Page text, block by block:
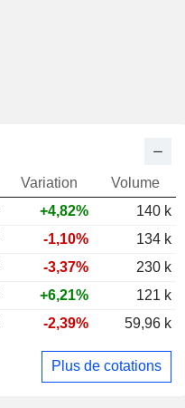
Variation
Volume
+4,82%
140 k
-1,10%
134 k
-3,37%
230 k
+6,21%
121 k
-2,39% 59,96 k
Plus de cotations